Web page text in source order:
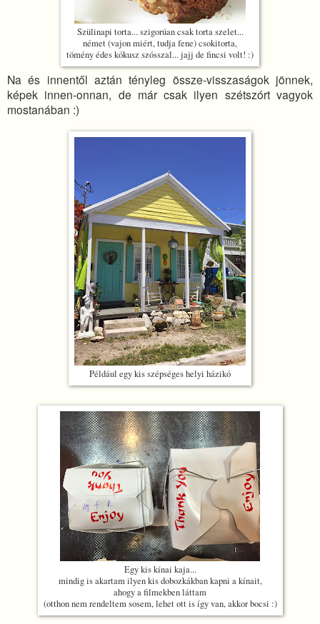
Szülinapi torta... szigorúan csak torta szelet...
német (vajon miért, tudja fene) csokitorta,
tömény édes kókusz szósszal... jajj de fincsi volt! :)
Na és innentől aztán tényleg össze-visszaságok jönnek,
képek innen-onnan, de már csak ilyen szétszórt vagyok
mostanában :)
Például egy kis szépséges helyi házikó
Egy kis kínai kaja...
mindig is akartam ilyen kis dobozkákban kapni a kínait,
ahogy a filmekben láttam
(otthon nem rendeltem sosem, lehet ott is így van, akkor bocsi :)